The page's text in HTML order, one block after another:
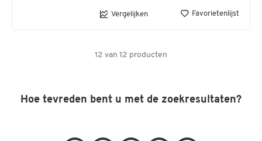
Vergelijken Favorietenlijst
12 van 12 producten
Hoe tevreden bent u met de zoekresultaten?